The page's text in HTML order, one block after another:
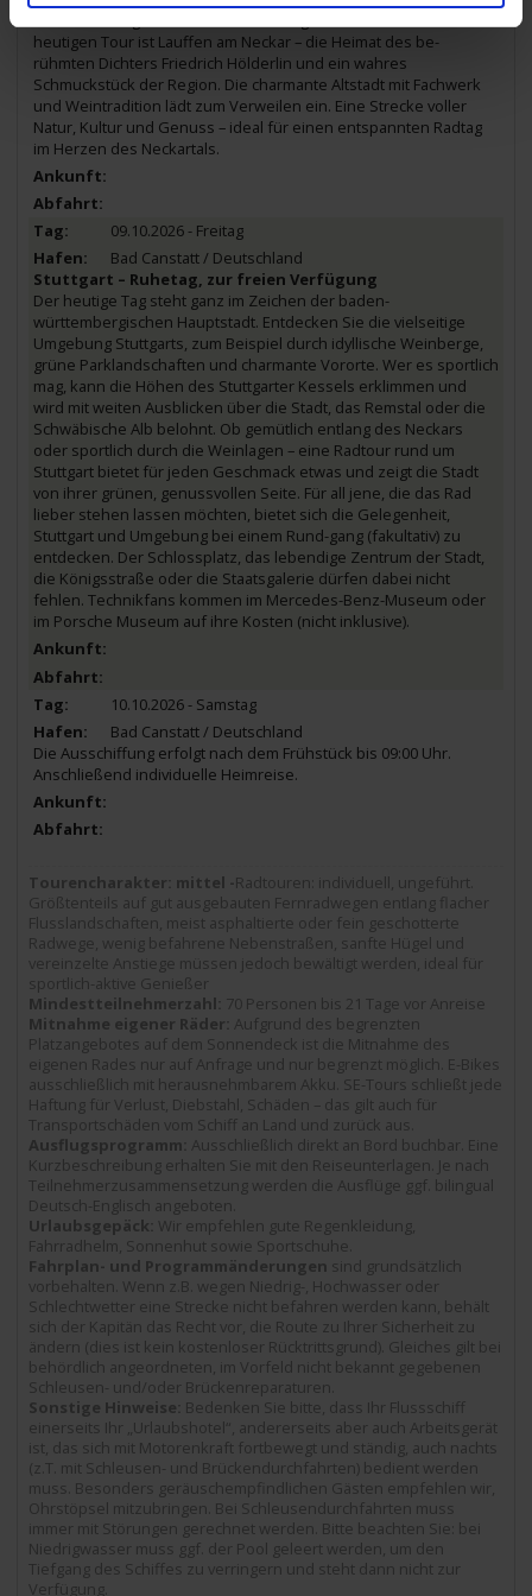
heutigen Tour ist Lauffen am Neckar – die Heimat des be-
rühmten Dichters Friedrich Hölderlin und ein wahres
Schmuckstück der Region. Die charmante Altstadt mit Fachwerk
und Weintradition lädt zum Verweilen ein. Eine Strecke voller
Natur, Kultur und Genuss – ideal für einen entspannten Radtag
im Herzen des Neckartals.
09.10.2026 - Freitag
Bad Canstatt / Deutschland
Stuttgart – Ruhetag, zur freien Verfügung
Der heutige Tag steht ganz im Zeichen der baden-
württembergischen Hauptstadt. Entdecken Sie die vielseitige
Umgebung Stuttgarts, zum Beispiel durch idyllische Weinberge,
grüne Parklandschaften und charmante Vororte. Wer es sportlich
mag, kann die Höhen des Stuttgarter Kessels erklimmen und
wird mit weiten Ausblicken über die Stadt, das Remstal oder die
Schwäbische Alb belohnt. Ob gemütlich entlang des Neckars
oder sportlich durch die Weinlagen – eine Radtour rund um
Stuttgart bietet für jeden Geschmack etwas und zeigt die Stadt
von ihrer grünen, genussvollen Seite. Für all jene, die das Rad
lieber stehen lassen möchten, bietet sich die Gelegenheit,
Stuttgart und Umgebung bei einem Rund-gang (fakultativ) zu
entdecken. Der Schlossplatz, das lebendige Zentrum der Stadt,
die Königsstraße oder die Staatsgalerie dürfen dabei nicht
fehlen. Technikfans kommen im Mercedes-Benz-Museum oder
im Porsche Museum auf ihre Kosten (nicht inklusive).
10.10.2026 - Samstag
Bad Canstatt / Deutschland
Die Ausschiffung erfolgt nach dem Frühstück bis 09:00 Uhr.
Anschließend individuelle Heimreise.
Tourencharakter: mittel -Radtouren: individuell, ungeführt.
Größtenteils auf gut ausgebauten Fernradwegen entlang flacher
Flusslandschaften, meist asphaltierte oder fein geschotterte
Radwege, wenig befahrene Nebenstraßen, sanfte Hügel und
vereinzelte Anstiege müssen jedoch bewältigt werden, ideal für
sportlich-aktive Genießer
Mindestteilnehmerzahl:
70 Personen bis 21 Tage vor Anreise
Mitnahme eigener Räder: Aufgrund des begrenzten
Platzangebotes auf dem Sonnendeck ist die Mitnahme des
eigenen Rades nur auf Anfrage und nur begrenzt möglich. E-Bikes
ausschließlich mit herausnehmbarem Akku. SE-Tours schließt jede
Haftung für Verlust, Diebstahl, Schäden – das gilt auch für
Transportschäden vom Schiff an Land und zurück aus.
Ausflugsprogramm: Ausschließlich direkt an Bord buchbar. Eine
Kurzbeschreibung erhalten Sie mit den Reiseunterlagen. Je nach
Teilnehmerzusammensetzung werden die Ausflüge ggf. bilingual
Deutsch-Englisch angeboten.
Urlaubsgepäck: Wir empfehlen gute Regenkleidung,
Fahrradhelm, Sonnenhut sowie Sportschuhe.
Fahrplan- und Programmänderungen sind grundsätzlich
vorbehalten. Wenn z.B. wegen Niedrig-, Hochwasser oder
Schlechtwetter eine Strecke nicht befahren werden kann, behält
sich der Kapitän das Recht vor, die Route zu Ihrer Sicherheit zu
ändern (dies ist kein kostenloser Rücktrittsgrund). Gleiches gilt bei
behördlich angeordneten, im Vorfeld nicht bekannt gegebenen
Schleusen- und/oder Brückenreparaturen.
Sonstige Hinweise: Bedenken Sie bitte, dass Ihr Flussschiff
einerseits Ihr „Urlaubshotel“, andererseits aber auch Arbeitsgerät
ist, das sich mit Motorenkraft fortbewegt und ständig, auch nachts
(z.T. mit Schleusen- und Brückendurchfahrten) bedient werden
muss. Besonders geräuschempfindlichen Gästen empfehlen wir,
Ohrstöpsel mitzubringen. Bei Schleusendurchfahrten muss
immer mit Störungen gerechnet werden. Bitte beachten Sie: bei
Niedrigwasser muss ggf. der Pool geleert werden, um den
Tiefgang des Schiffes zu verringern und steht dann nicht zur
Verfügung.